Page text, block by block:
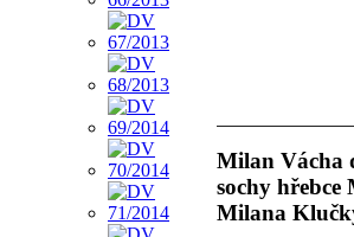
Milan Vácha
sochy hřebce
Milana